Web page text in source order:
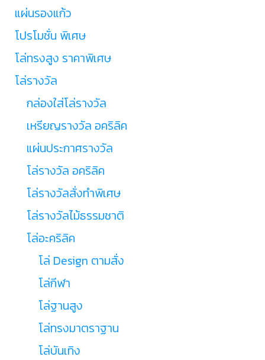
แผ่นรองแก้ว
โปรโมชั่น พิเศษ
โล่ทรงสูง ราคาพิเศษ
โล่รางวัล
กล่องใส่โล่รางวัล
เหรียญรางวัล อคริลิค
แผ่นประกาศรางวัล
โล่รางวัล อคริลิค
โล่รางวัลสั่งทำพิเศษ
โล่รางวัลไม้ธรรมชาติ
โล่อะคริลิค
โล่ Design ตามสั่ง
โล่กีฬา
โล่ฐานสูง
โล่ทรงมาตราฐาน
โล่บันเทิง